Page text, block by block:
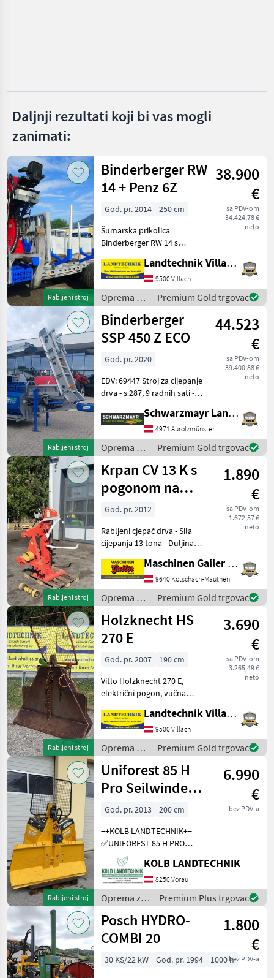
Lancman
Prikaži
sve
(39)
MARKETPLACE
Marketplace
Ponude
trgovaca
Mali
oglasi
Daljnji rezultati koji bi vas mogli
zanimati:
Rabljeni stroj
Binderberger RW
14 + Penz 6Z
38.900
€
sa PDV-om
34.424,78 €
neto
God. pr. 2014
250 cm
Šumarska prikolica
Binderberger RW 14 s
originalnim vozačkim
sjedalom, joystickom i
nožnim komandama,
samostalnim hidrauličkim
sustavom s dvostruk
Landtechnik Villach GmbH
9500 Villach
Oprema za
šumu i
obradu
drveta /
Binderberger
Premium Gold trgovac
Rabljeni stroj
Binderberger
SSP 450 Z ECO
44.523
€
sa PDV-om
39.400,88 €
neto
God. pr. 2020
EDV: 69447 Stroj za cijepanje
drva - s 287, 9 radnih sati -
šasijom - s mehanički
sklopivom transportnom
trakom (4, 40 m) - s
pogonom na kardan
Schwarzmayr Landtechnik GmbH - Aurolzmünster
4971 Aurolzmünster
Oprema za
šumu i
obradu
drveta /
Binderberger
Premium Gold trgovac
Rabljeni stroj
Krpan CV 13 K s
pogonom na
kardansko
vratilo
1.890
€
sa PDV-om
1.672,57 €
neto
God. pr. 2012
Rabljeni cjepač drva - Sila
cijepanja 13 tona - Duljina
PTO-om - Kardansko vratilo
- Mehanički podizač drva -
Dvoručno upravljanje sa st
Maschinen Gailer GmbH
9640 Kötschach-Mauthen
Oprema za
šumu i
obradu
drveta /
Krpan
Premium Gold trgovac
Rabljeni stroj
Holzknecht HS
270 E
3.690
€
sa PDV-om
3.265,49 €
neto
God. pr. 2007
190 cm
Vitlo Holzknecht 270 E,
električni pogon, vučna
štitnik, 4 vodilice užeta,
završna kuka i kardansko
vratilo, nosač motorne pile,
dostupno odma
Landtechnik Villach GmbH
9500 Villach
Oprema za
šumu i
obradu
drveta /
Holzknecht
Premium Gold trgovac
Rabljeni stroj
Uniforest 85 H
Pro Seilwinde
Funkseilwinde
6.990
€
bez PDV-a
God. pr. 2013
200 cm
++KOLB LANDTECHNIK++
✅UNIFOREST 85 H PRO
Funkseilwinde ✅8, 5t
Zugkraft ✅200cm
Schildbreite
✅hydraulischer Seilausstoß
✅inkl. TERRA Profi Funk -
Ziehen / Kurzl
KOLB LANDTECHNIK
8250 Vorau
Oprema za
šumu i
obradu
drveta /
Uniforest
Premium Plus trgovac
Posch HYDRO-
COMBI 20
1.800
€
bez PDV-a
30 KS/22 kW God. pr. 1994
1000 h